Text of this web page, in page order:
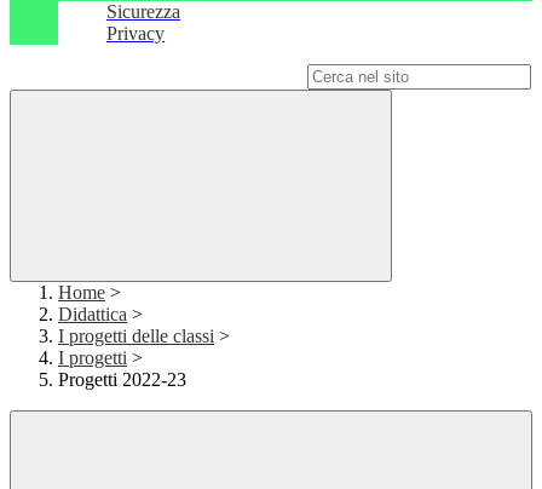
Sicurezza
Privacy
Home >
Didattica >
I progetti delle classi >
I progetti >
Progetti 2022-23